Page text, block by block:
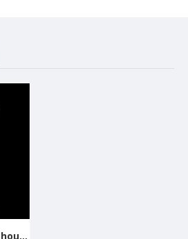
Ажурное боди Penthouse ""Toxic powder"" white (S/M)